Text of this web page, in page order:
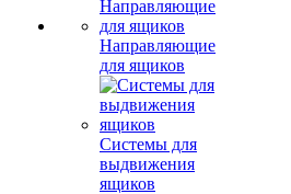
Направляющие
для ящиков
Системы для
выдвижения
ящиков